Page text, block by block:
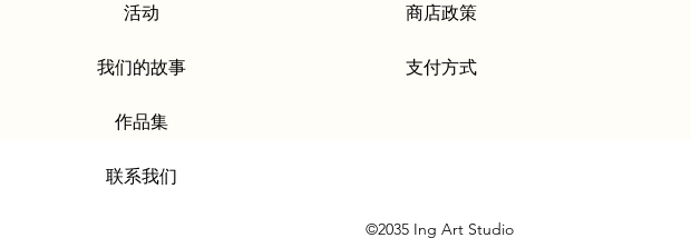
活动
我们的故事
作品集
联系我们
商店政策
支付方式
©2035 Ing Art Studio